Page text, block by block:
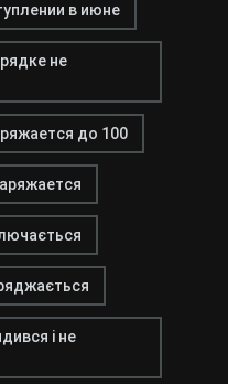
в июне
не
до 100
і не